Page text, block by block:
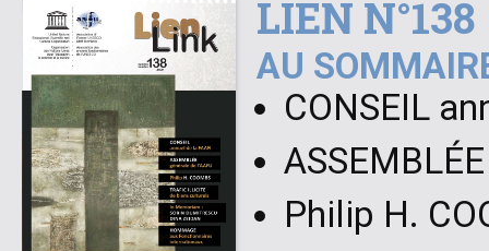
LIEN N°138
AU
CONSEIL
Philip H.